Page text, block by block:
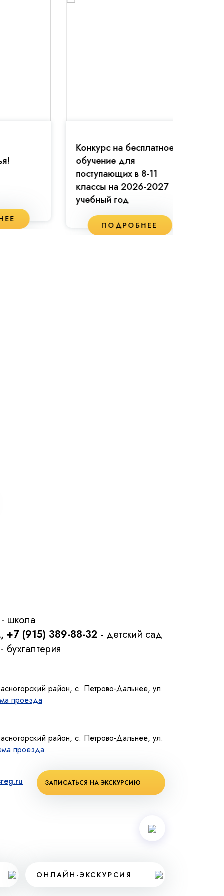
Конкурс на бесплатное
обучение для
поступающих в 8-11
классы на 2026-2027
учебный год
ПОДРОБНЕЕ
- школа
+7 (915) 389-88-32 - детский сад
- бухгалтерия
район, с. Петрово-Дальнее, ул.
проезда
район, с. Петрово-Дальнее, ул.
проезда
ЗАПИСАТЬСЯ НА ЭКСКУРСИЮ
ОНЛАЙН-ЭКСКУРСИЯ